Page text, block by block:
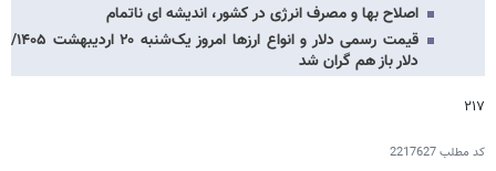
اصلاح بها و مصرف انرژی در کشور، اندیشه ای ناتمام
قیمت رسمی دلار و انواع ارزها امروز یک‌شنبه ۲۰ اردیبهشت ۱۴۰۵/
دلار باز هم گران شد
۲۱۷
کد مطلب2217627